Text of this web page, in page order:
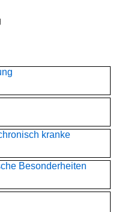
kranke
Besonderheiten